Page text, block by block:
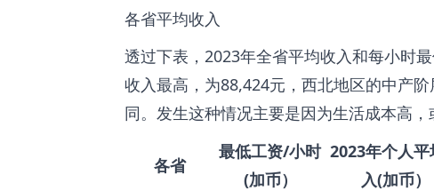
各省平均收入
透过下表，2023年全省平均收入和每小时
收入最高，为88,424元，西北地区的中产
同。发生这种情况主要是因为生活成本高
各省
最低工资/小时
(加币）
2023年个人平
入(加币）